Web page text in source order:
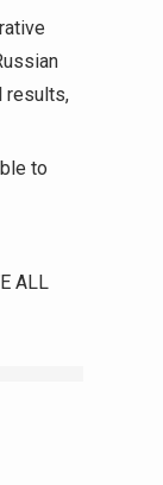
results,
to
ALL